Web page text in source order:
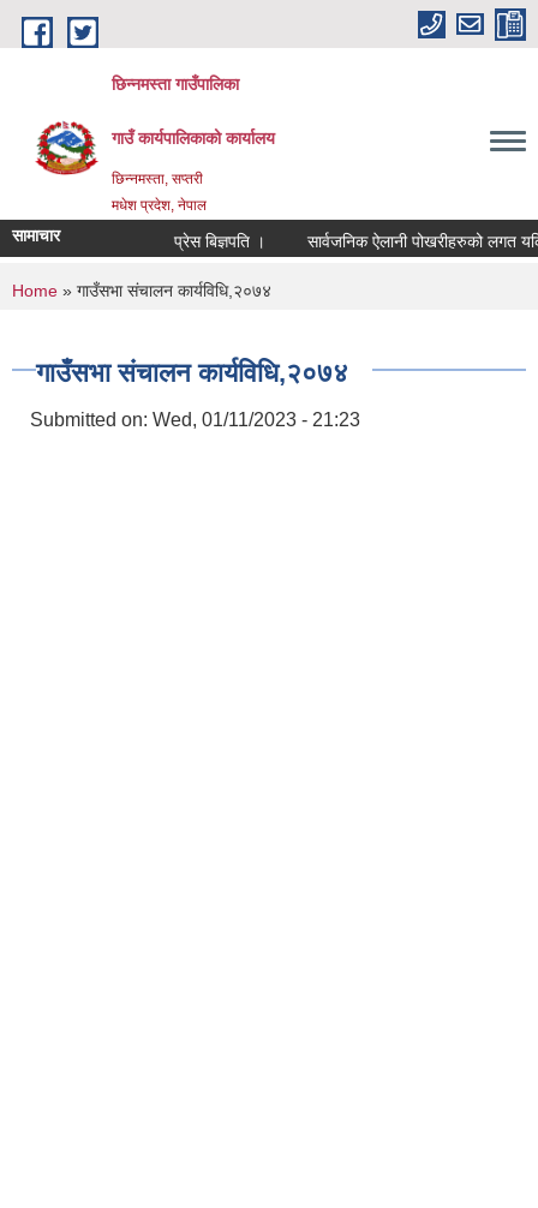
Skip to main content
छिन्नमस्ता गाउँपालिका
गाउँ कार्यपालिकाको कार्यालय
छिन्नमस्ता, सप्तरी
मधेश प्रदेश, नेपाल
सामाचार प्रेस बिज्ञपति । सार्वजनिक ऐलानी पोखरीहरुको लगत
You are here
Home » गाउँसभा संचालन कार्यविधि,२०७४
गाउँसभा संचालन कार्यविधि,२०७४
Submitted on: Wed, 01/11/2023 - 21:23